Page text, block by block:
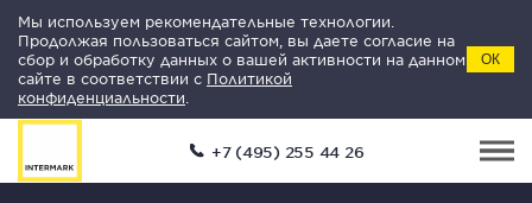
Мы используем рекомендательные технологии.
Продолжая пользоваться сайтом, вы даете согласие на
сбор и обработку данных о вашей активности на данном
сайте в соответствии с Политикой
конфиденциальности
ОК
+7 (495) 255 44 26